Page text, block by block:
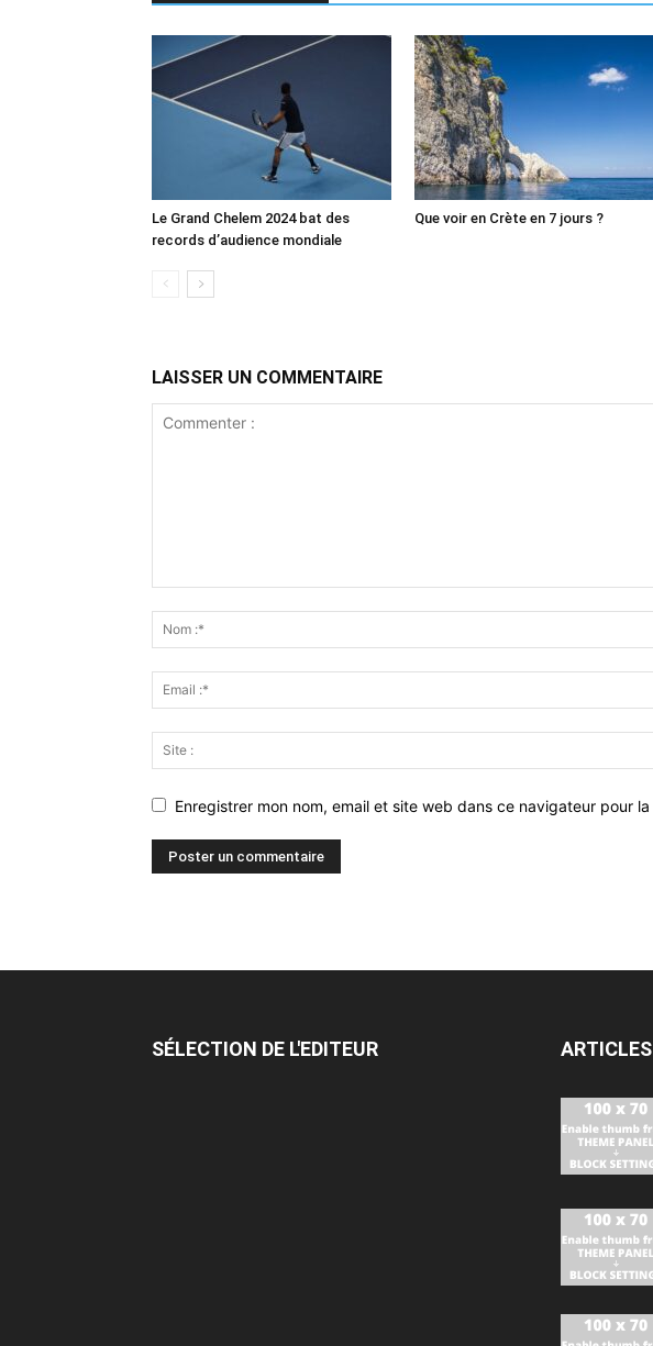
Le Grand Chelem 2024 bat des
records d’audience mondiale
Que voir en Crète en 7 jours ?
LAISSER UN COMMENTAIRE
Enregistrer mon nom, email et site web dans ce navigateur pour
SÉLECTION DE L'EDITEUR